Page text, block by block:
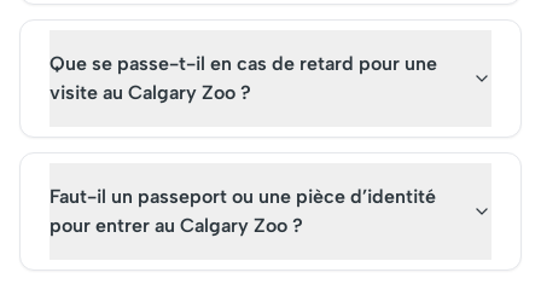
Que se passe-t-il en cas de retard pour une
visite au Calgary Zoo ?
Faut-il un passeport ou une pièce d’identité
pour entrer au Calgary Zoo ?